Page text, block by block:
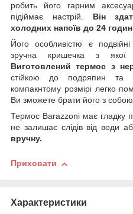
робить його гарним
підіймає настрій. Він
холодних напоїв до 24
Його особливістю є
зручна кришечка з
Виготовлений термос з
стійкою до подряпин та
компакнтому розмірі легко
Ви зможете брати його з
Термос Barazzoni має гладку
не залишає слідів від води
вручну.
Приховати
Характеристики